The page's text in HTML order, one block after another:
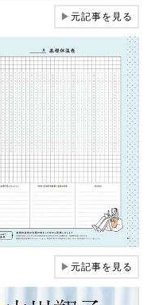
▶元記事を見る
▶元記事を見る